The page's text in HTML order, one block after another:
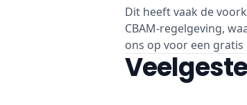
Dit heeft vaak de
CBAM-regelgeving,
ons op voor een